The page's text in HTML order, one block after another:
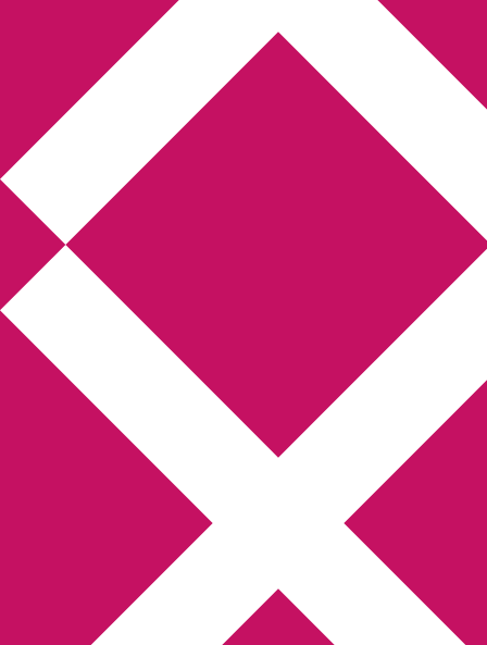
Annikas litteratur-
och kulturblogg
Deckare, kriminalromaner, thrillers
Hem Författarfemman
Webbshop Amazon
Bokbloggsjerka Bloggmaraton
Kriminalroman Min tv-blogg
You are here: Amerikansk litteratur
Recension: Eleven